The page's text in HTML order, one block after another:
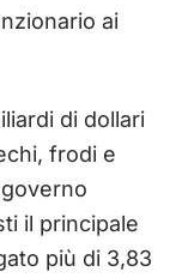
ai
di dollari
frodi e
il principale
più di 3,83